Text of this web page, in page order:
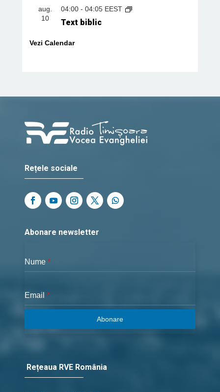
aug.
10
04:00- 04:05 EEST
Text biblic
Vezi Calendar
Rețele sociale
Abonare newsletter
Nume *
Email *
Abonare
Rețeaua RVE România